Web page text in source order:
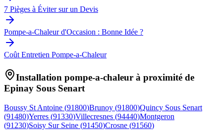
7 Pièges à Éviter sur un Devis
Pompe-a-Chaleur d'Occasion : Bonne Idée ?
Coût Entretien Pompe-a-Chaleur
Installation pompe-a-chaleur à proximité de
Epinay Sous Senart
Boussy St Antoine (91800)Brunoy (91800)Quincy Sous Senart
(91480)Yerres (91330)Villecresnes (94440)Montgeron
(91230)Soisy Sur Seine (91450)Crosne (91560)